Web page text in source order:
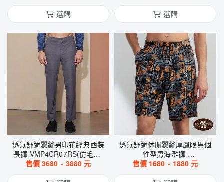
選購
選購
透氣舒適蠶絲男印花經典西裝
長褲-VMP4CR07RS(仿毛呢-
灰)
售價 3680 - 3880 元
透氣舒適休閒蠶絲厚鳳眼男個
性型男海灘褲-
WMP1BE02MA(籃球)
售價 1680 - 1880 元